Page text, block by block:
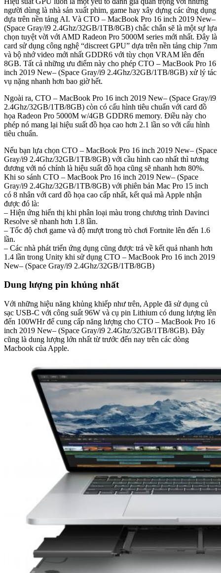
người dùng là nhà sản xuất phim, game hay xây dựng các ứng dụng
dựa trên nền tảng AI. Và CTO – MacBook Pro 16 inch 2019 New–
(Space Gray/i9 2.4Ghz/32GB/1TB/8GB) chắc chắn sẽ là một sự lựa
chọn tuyệt vời với AMD Radeon Pro 5000M series mới nhất. Đây là
card sử dụng công nghệ “discreet GPU” dựa trên nền tảng chip 7nm
và bộ nhớ video mới nhất GDDR6 với tùy chọn VRAM lên đến
8GB. Tất cả những ưu điểm này cho phép CTO – MacBook Pro 16
inch 2019 New– (Space Gray/i9 2.4Ghz/32GB/1TB/8GB) xử lý tác
vụ nặng nhanh hơn bao giờ hết.
Ngoài ra, CTO – MacBook Pro 16 inch 2019 New– (Space Gray/i9
2.4Ghz/32GB/1TB/8GB) còn có cấu hình tiêu chuẩn với card đồ
họa Radeon Pro 5000M w/4GB GDDR6 memory. Điều này cho
phép nó mang lại hiệu suất đồ họa cao hơn 2.1 lần so với cấu hình
tiêu chuẩn.
Nếu bạn lựa chọn CTO – MacBook Pro 16 inch 2019 New– (Space
Gray/i9 2.4Ghz/32GB/1TB/8GB) với cầu hình cao nhất thì tương
đương với nó chính là hiệu suất đồ họa cũng sẽ nhanh hơn 80%.
Khi so sánh CTO – MacBook Pro 16 inch 2019 New– (Space
Gray/i9 2.4Ghz/32GB/1TB/8GB) với phiên bản Mac Pro 15 inch
có 8 nhân với card đồ họa cao cấp nhất, kết quả mà Apple nhận
được đó là:
– Hiện ứng hiển thị khi phân loại màu trong chương trình Davinci
Resolve sẽ nhanh hơn 1.8 lần.
– Tốc độ chơi game và độ mượt trong trò chơi Fortnite lên đến 1.6
lần.
– Các nhà phát triển ứng dụng cũng được trả về kết quả nhanh hơn
1.4 lần trong Unity khi sử dụng CTO – MacBook Pro 16 inch 2019
New– (Space Gray/i9 2.4Ghz/32GB/1TB/8GB)
Dung lượng pin khủng nhất
Với những hiệu năng khủng khiếp như trên, Apple đã sử dụng củ
sạc USB-C với công suất 96W và cụ pin Lithium có dung lượng lên
đến 100WHr để cung cấp năng lượng cho CTO – MacBook Pro 16
inch 2019 New– (Space Gray/i9 2.4Ghz/32GB/1TB/8GB). Đây
cũng là dung lượng lớn nhất từ trước đến nay trên các dòng
Macbook của Apple.